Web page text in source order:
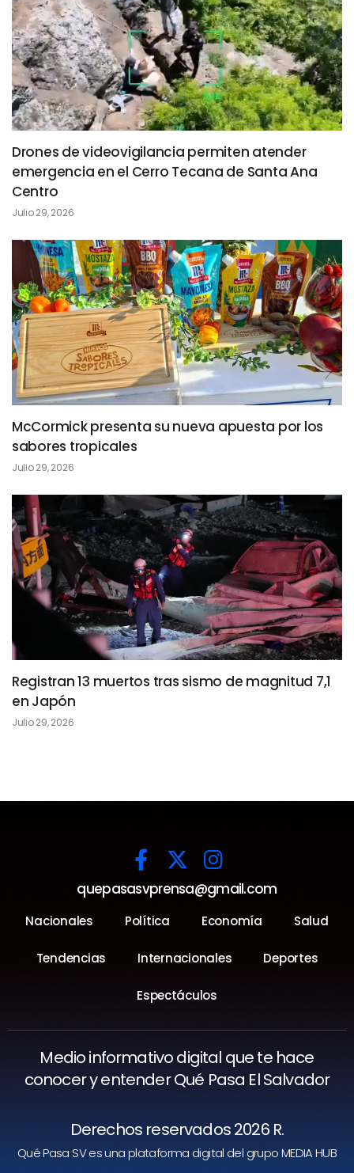
Drones de videovigilancia permiten atender
emergencia en el Cerro Tecana de Santa Ana
Centro
Julio 29, 2026
McCormick presenta su nueva apuesta por los
sabores tropicales
Julio 29, 2026
Registran 13 muertos tras sismo de magnitud 7,1
en Japón
Julio 29, 2026
quepasasvprensa@gmail.com
Nacionales Política Economía Salud
Tendencias Internacionales Deportes
Espectáculos
Medio informativo digital que te hace
conocer y entender Qué Pasa El Salvador
Derechos reservados 2026 R.
Qué Pasa SV es una plataforma digital del grupo MEDIA HUB